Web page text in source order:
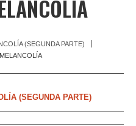
(SEGUNDA PARTE)
(SEGUNDA PARTE)